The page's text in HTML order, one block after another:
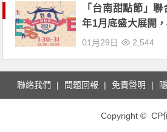
「台南甜點節」
年1月底盛大展開
點大揭秘！
01月29日 2,544
聯絡我們 問題回報 免責聲明
Copyright © CP